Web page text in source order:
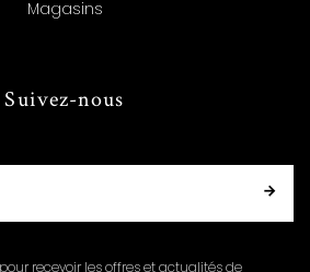
Magasins
Suivez-nous
recevoir les offres et actualités de